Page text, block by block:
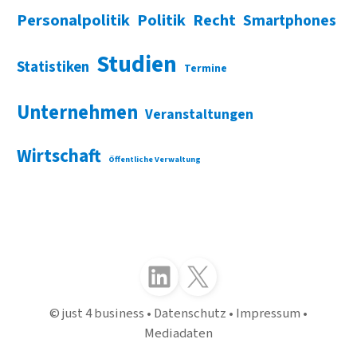
Personalpolitik Politik Recht Smartphones
Statistiken Studien Termine
Unternehmen Veranstaltungen
Wirtschaft Öffentliche Verwaltung
Folgen Sie uns auf LinkedInFolgen Sie uns auf X (Twitter)
just 4 business Datenschutz Impressum
Mediadaten